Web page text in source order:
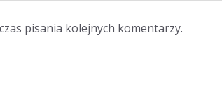
pisania kolejnych komentarzy.